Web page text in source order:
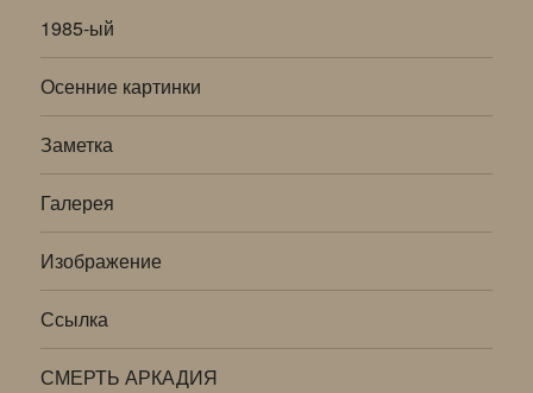
1985-ый
Осенние картинки
Заметка
Галерея
Изображение
Ссылка
СМЕРТЬ АРКАДИЯ